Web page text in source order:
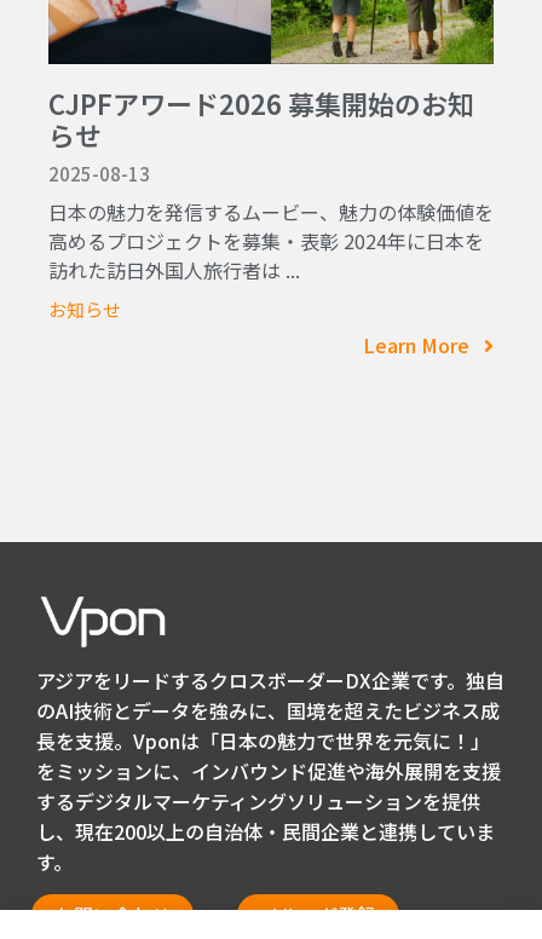
CJPFアワード2026 募集開始のお知
らせ
2025-08-13
日本の魅力を発信するムービー、魅力の体験価値を
高めるプロジェクトを募集・表彰 2024年に日本を
訪れた訪日外国人旅行者は ...
お知らせ
Learn More
アジアをリードするクロスボーダーDX企業です。独自
のAI技術とデータを強みに、国境を超えたビジネス成
長を支援。Vponは「日本の魅力で世界を元気に！」
をミッションに、インバウンド促進や海外展開を支援
するデジタルマーケティングソリューションを提供
し、現在200以上の自治体・民間企業と連携していま
す。
お問い合わせ
メルマガ登録